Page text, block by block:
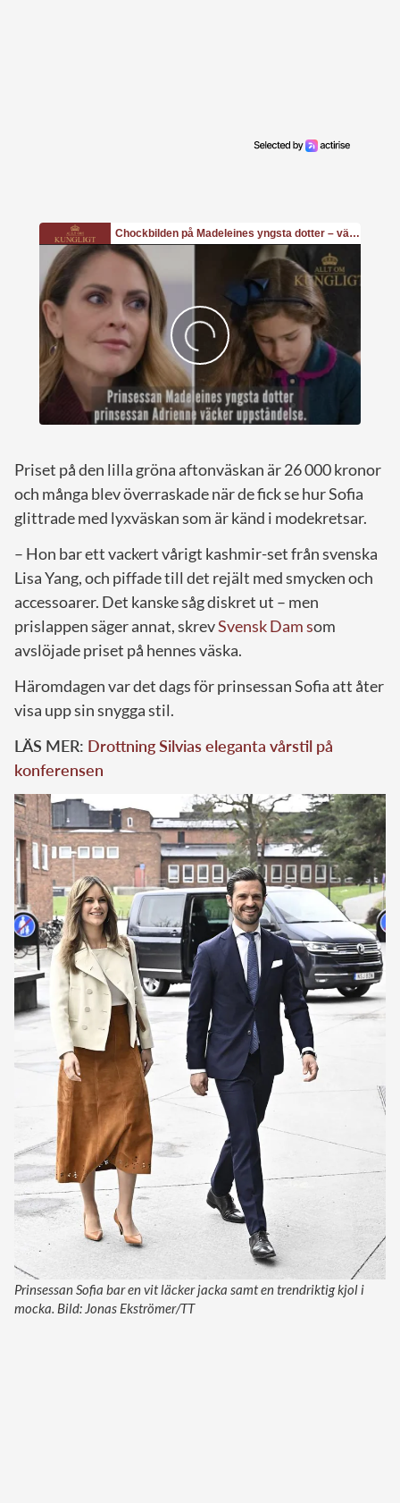
Priset på den lilla gröna aftonväskan är 26 000 kronor
och många blev överraskade när de fick se hur Sofia
glittrade med lyxväskan som är känd i modekretsar.
– Hon bar ett vackert vårigt kashmir-set från svenska
Lisa Yang, och piffade till det rejält med smycken och
accessoarer. Det kanske såg diskret ut – men
prislappen säger annat, skrevSvensk Dam som
avslöjade priset på hennes väska.
Häromdagen var det dags för prinsessan Sofia att åter
visa upp sin snygga stil.
LÄS MER: Drottning Silvias eleganta vårstil på
konferensen
Prinsessan Sofia bar en vit läcker jacka samt en trendriktig kjol i
mocka. Bild: Jonas Ekströmer/TT